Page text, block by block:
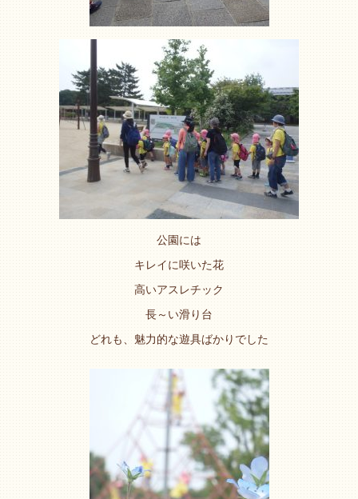
公園には
キレイに咲いた花
高いアスレチック
長～い滑り台
どれも、魅力的な遊具ばかりでした